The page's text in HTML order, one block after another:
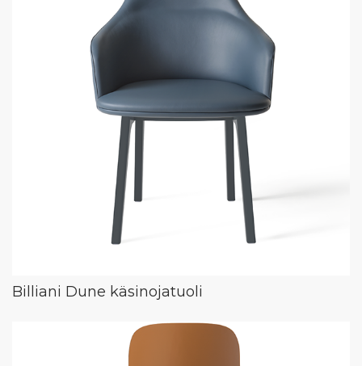
Billiani Dune käsinojatuoli